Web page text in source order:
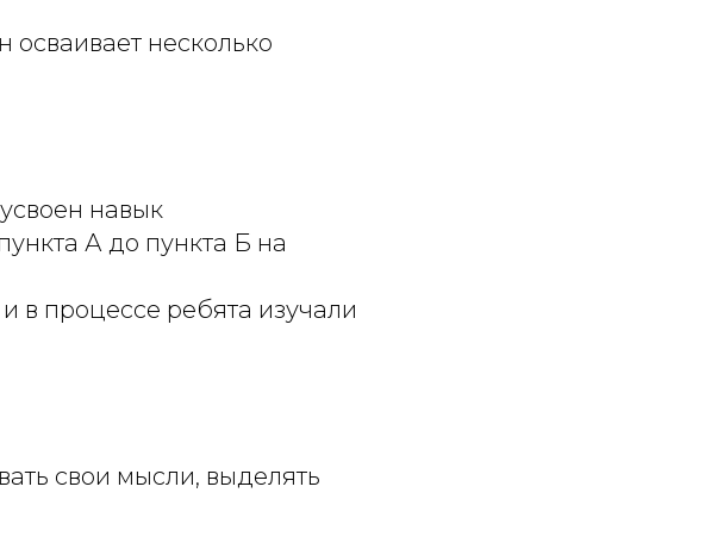
несколько
навык
А до пункта Б на
в процессе ребята изучали
свои мысли, выделять